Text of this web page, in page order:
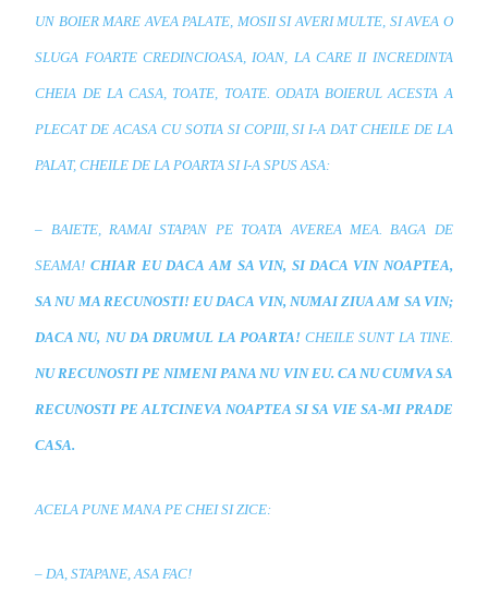
UN BOIER MARE AVEA PALATE, MOSII SI AVERI MULTE, SI AVEA O
SLUGA FOARTE CREDINCIOASA, IOAN, LA CARE II INCREDINTA
CHEIA DE LA CASA, TOATE, TOATE. ODATA BOIERUL ACESTA A
PLECAT DE ACASA CU SOTIA SI COPIII, SI I-A DAT CHEILE DE LA
PALAT, CHEILE DE LA POARTA SI I-A SPUS ASA:
– BAIETE, RAMAI STAPAN PE TOATA AVEREA MEA. BAGA DE
SEAMA! CHIAR EU DACA AM SA VIN, SI DACA VIN NOAPTEA,
SA NU MA RECUNOSTI! EU DACA VIN, NUMAI ZIUA AM SA VIN;
DACA NU, NU DA DRUMUL LA POARTA! CHEILE SUNT LA TINE.
NU RECUNOSTI PE NIMENI PANA NU VIN EU. CA NU CUMVA SA
RECUNOSTI PE ALTCINEVA NOAPTEA SI SA VIE SA-MI PRADE
CASA.
ACELA PUNE MANA PE CHEI SI ZICE:
– DA, STAPANE, ASA FAC!